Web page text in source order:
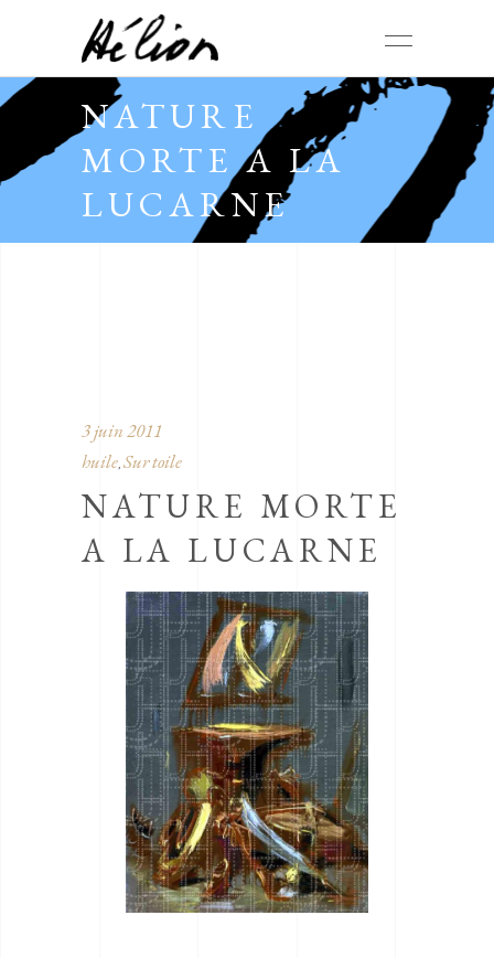
NATURE
MORTE A LA
LUCARNE
3 juin 2011
huile, Sur toile
NATURE MORTE
A LA LUCARNE